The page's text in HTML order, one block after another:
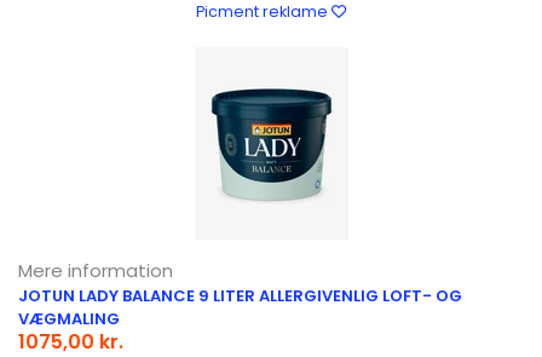
Picment reklame
Mere information
JOTUN LADY BALANCE 9 LITER ALLERGIVENLIG LOFT- OG
VÆGMALING
1075,00 kr.